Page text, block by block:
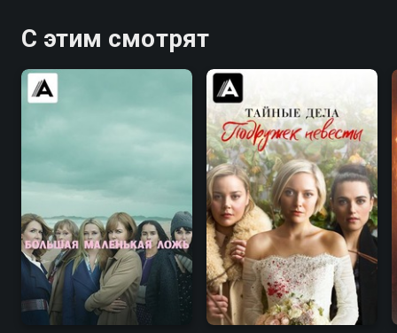
С этим смотрят
8.2 8.4 6.9 6.8